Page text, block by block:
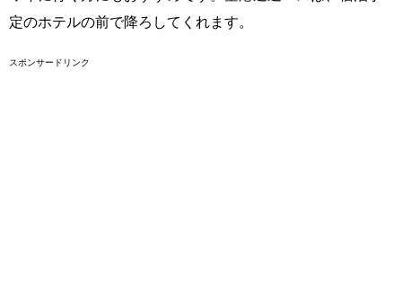
定のホテルの前で降ろしてくれます。
スポンサードリンク